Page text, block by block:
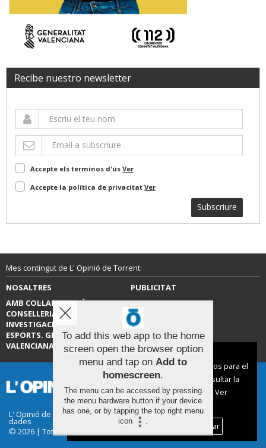
Recibe nuestro newsletter
Accepte els terminos d'ús Ver
Accepte la política de privacitat Ver
Subscriure
Mes contingut de L' Opinió de Torrent:
NOSALTRES
PUBLICITAT
AMB COL·LABORACIÓ DE LA
CONSELLERIA D’EDUCACIÓ,
INVESTIGACIÓ, CULTURA I
ESPORTS. GENERALITAT
VALENCIANA.
CONTACTE
L' Opinió de Torrent |Termes d'ús| Protecció de
dades
© 2026 | Tots els drets reservats
To add this web app to the home
screen open the browser option
menu and tap on Add to
homescreen.
The menu can be accessed by pressing
the menu hardware button if your device
has one, or by tapping the top right menu
icon
.
Aviso sobre el Uso de cookies:
Utilizamos cookies nuestras y de terceros para el
funcionamiento del digital. Puedes consultar la
lista de cookies y como desconectarlas.
Ver
nuestra Política de Privacidad y Cookies
Aceptar Cookies
Personalizar